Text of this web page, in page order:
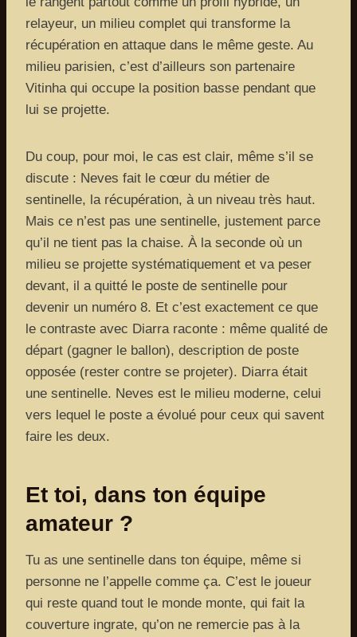
relayeur, un milieu complet qui transforme la
récupération en attaque dans le même geste. Au
milieu parisien, c’est d’ailleurs son partenaire
Vitinha qui occupe la position basse pendant que
lui se projette.
Du coup, pour moi, le cas est clair, même s’il se
discute : Neves fait le cœur du métier de
sentinelle, la récupération, à un niveau très haut.
Mais ce n’est pas une sentinelle, justement parce
qu’il ne tient pas la chaise. À la seconde où un
milieu se projette systématiquement et va peser
devant, il a quitté le poste de sentinelle pour
devenir un numéro 8. Et c’est exactement ce que
le contraste avec Diarra raconte : même qualité de
départ (gagner le ballon), description de poste
opposée (rester contre se projeter). Diarra était
une sentinelle. Neves est le milieu moderne, celui
vers lequel le poste a évolué pour ceux qui savent
faire les deux.
Et toi, dans ton équipe
amateur ?
Tu as une sentinelle dans ton équipe, même si
personne ne l’appelle comme ça. C’est le joueur
qui reste quand tout le monde monte, qui fait la
couverture ingrate, qu’on ne remercie pas à la